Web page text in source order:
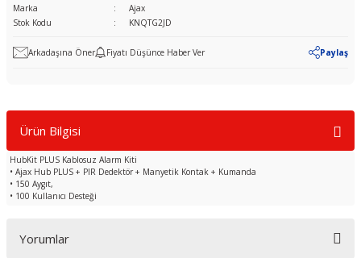
Marka
Ajax
Stok Kodu
KNQTG2JD
Arkadaşına Öner Fiyatı Düşünce Haber Ver Paylaş
Ürün Bilgisi
HubKit PLUS Kablosuz Alarm Kiti
• Ajax Hub PLUS + PIR Dedektör + Manyetik Kontak + Kumanda
• 150 Aygıt,
• 100 Kullanıcı Desteği
Yorumlar